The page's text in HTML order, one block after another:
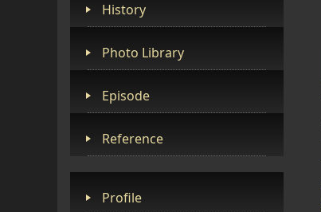
History
Photo Library
Episode
Reference
Profile